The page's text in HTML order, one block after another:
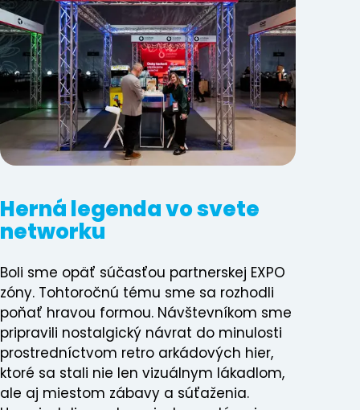
Herná legenda vo svete
networku
Boli sme opäť súčasťou partnerskej EXPO
zóny. Tohtoročnú tému sme sa rozhodli
poňať hravou formou. Návštevníkom sme
pripravili nostalgický návrat do minulosti
prostredníctvom retro arkádových hier,
ktoré sa stali nie len vizuálnym lákadlom,
ale aj miestom zábavy a súťaženia.
Predchádzajúci